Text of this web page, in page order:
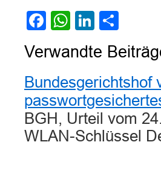
Facebook
WhatsApp
LinkedIn
Verwandte
Bundesgerichtshof
BGH, Urteil vom
WLAN-Schlüssel